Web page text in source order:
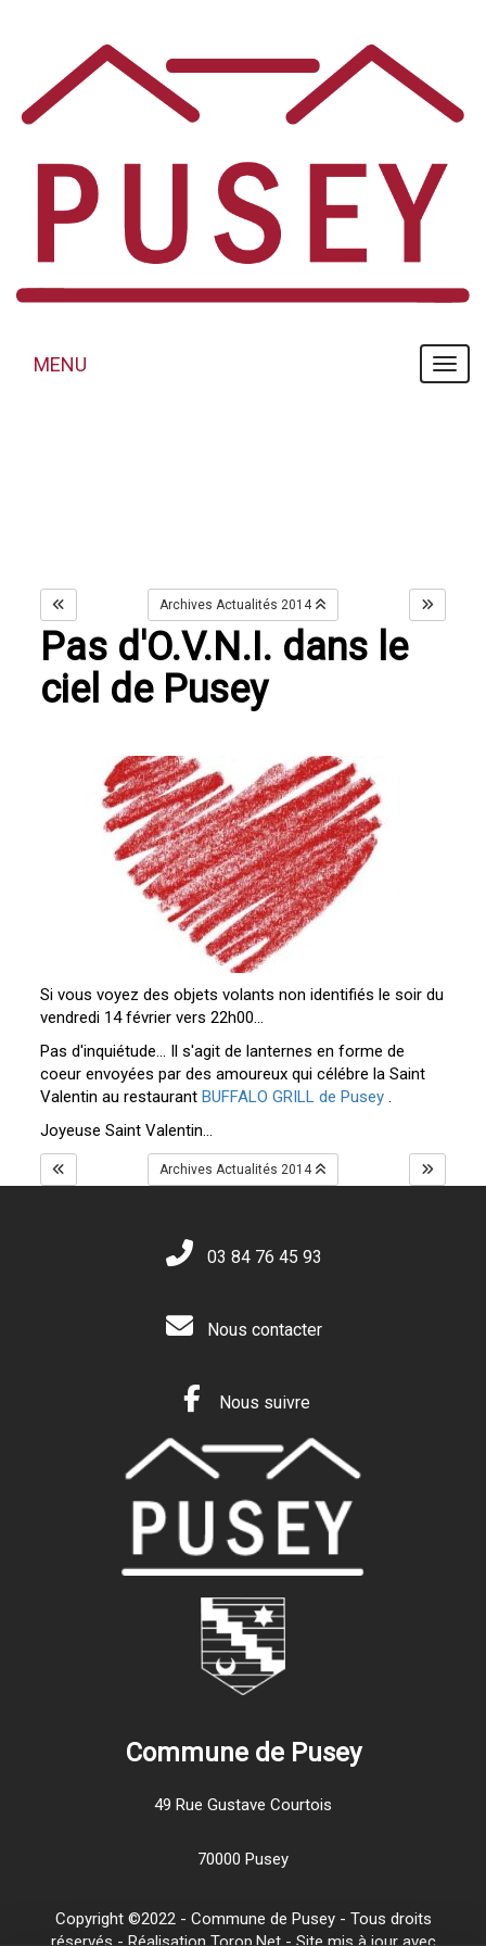
MENU
MENU
Archives Actualités 2014
Pas d'O.V.N.I. dans le
ciel de Pusey
Si vous voyez des objets volants non identifiés le soir du
vendredi 14 février vers 22h00...
Pas d'inquiétude... Il s'agit de lanternes en forme de
coeur envoyées par des amoureux qui célébre la Saint
Valentin au restaurant BUFFALO GRILL de Pusey .
Joyeuse Saint Valentin...
Archives Actualités 2014
03 84 76 45 93
Nous contacter
Nous suivre
Commune de Pusey
49 Rue Gustave Courtois
70000 Pusey
Copyright ©2022 - Commune de Pusey - Tous droits
réservés - Réalisation Torop.Net - Site mis à jour avec